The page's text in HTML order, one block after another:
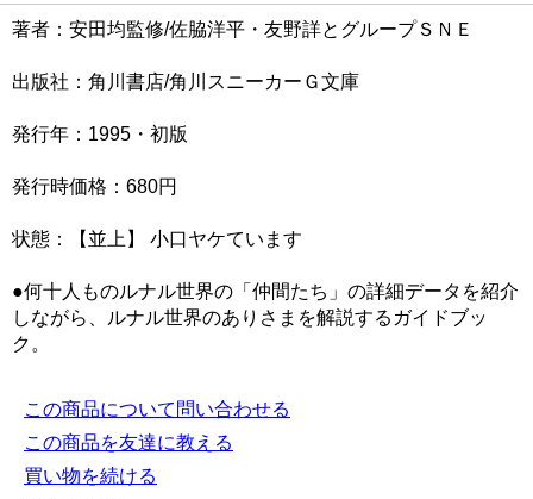
著者：安田均監修/佐脇洋平・友野詳とグループＳＮＥ
出版社：角川書店/角川スニーカーＧ文庫
発行年：1995・初版
発行時価格：680円
状態：【並上】 小口ヤケています
●何十人ものルナル世界の「仲間たち」の詳細データを紹介
しながら、ルナル世界のありさまを解説するガイドブッ
ク。
この商品について問い合わせる
この商品を友達に教える
買い物を続ける